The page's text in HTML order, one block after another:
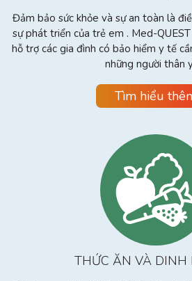
Đảm bảo sức khỏe và sự an toàn là
sự phát triển của trẻ em . Med-
hỗ trợ các gia đình có bảo hiểm y tế
những người thân
Tìm hiểu
THỨC ĂN VÀ DINH